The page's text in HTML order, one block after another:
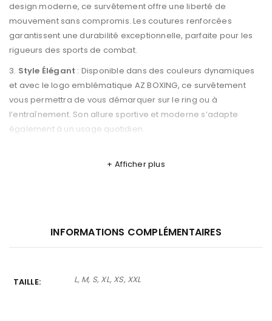
design moderne, ce survêtement offre une liberté de
mouvement sans compromis. Les coutures renforcées
garantissent une durabilité exceptionnelle, parfaite pour les
rigueurs des sports de combat.
Style Élégant : Disponible dans des couleurs dynamiques
et avec le logo emblématique AZ BOXING, ce survêtement
vous permettra de vous démarquer sur le ring ou à
l’entraînement. Son allure sportive et moderne s’adapte
également à un usage quotidien.
ou simplement en déplacement, le survêtement AZ BOXING
Facilité d’Entretien: Ce survêtement est facile à entretenir
Pourquoi Choisir le Survêtement
Afficher plus
INFORMATIONS COMPLÉMENTAIRES
TAILLE L, M, S, XL, XS, XXL